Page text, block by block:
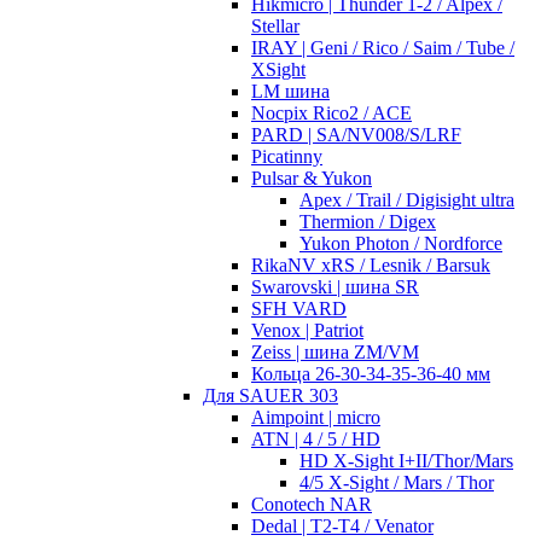
Hikmicro | Thunder 1-2 / Alpex /
Stellar
IRAY | Geni / Rico / Saim / Tube /
XSight
LM шина
Nocpix Rico2 / ACE
PARD | SA/NV008/S/LRF
Picatinny
Pulsar & Yukon
Apex / Trail / Digisight ultra
Thermion / Digex
Yukon Photon / Nordforce
RikaNV xRS / Lesnik / Barsuk
Swarovski | шина SR
SFH VARD
Venox | Patriot
Zeiss | шина ZM/VM
Кольца 26-30-34-35-36-40 мм
Для SAUER 303
Aimpoint | micro
ATN | 4 / 5 / HD
HD X-Sight I+II/Thor/Mars
4/5 X-Sight / Mars / Thor
Conotech NAR
Dedal | T2-T4 / Venator